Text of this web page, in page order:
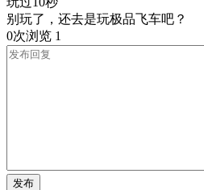
别玩了，还去是玩极品飞车吧？
0次浏览 1
发布